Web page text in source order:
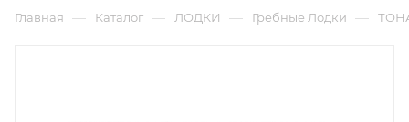
Главная — Каталог — ЛОДКИ — Гребные Лодки —